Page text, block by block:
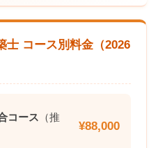
士 コース別料金（2026
コース （推
¥88,000